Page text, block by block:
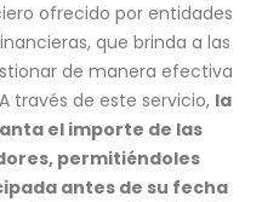
ofrecido por entidades
que brinda a las
de manera efectiva
través de este servicio, la
el importe de las
permitiéndoles
antes de su fecha